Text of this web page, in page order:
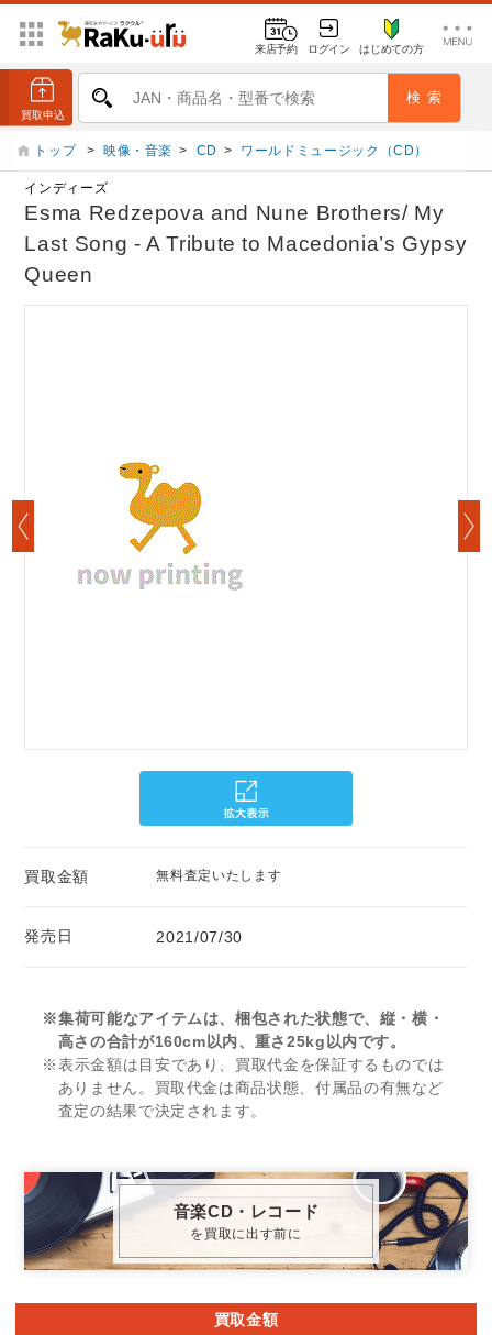
来店予約 ログイン はじめての方
トップ > 映像・音楽 > CD > ワールドミュージック（CD）
インディーズ
Esma Redzepova and Nune Brothers/ My
Last Song - A Tribute to Macedonia’s Gypsy
Queen
買取金額 無料査定いたします
発売日 2021/07/30
※集荷可能なアイテムは、梱包された状態で、縦・横・
高さの合計が160cm以内、重さ25kg以内です。
※表示金額は目安であり、買取代金を保証するものでは
ありません。買取代金は商品状態、付属品の有無など
査定の結果で決定されます。
音楽CD・レコード
を買取に出す前に
買取金額